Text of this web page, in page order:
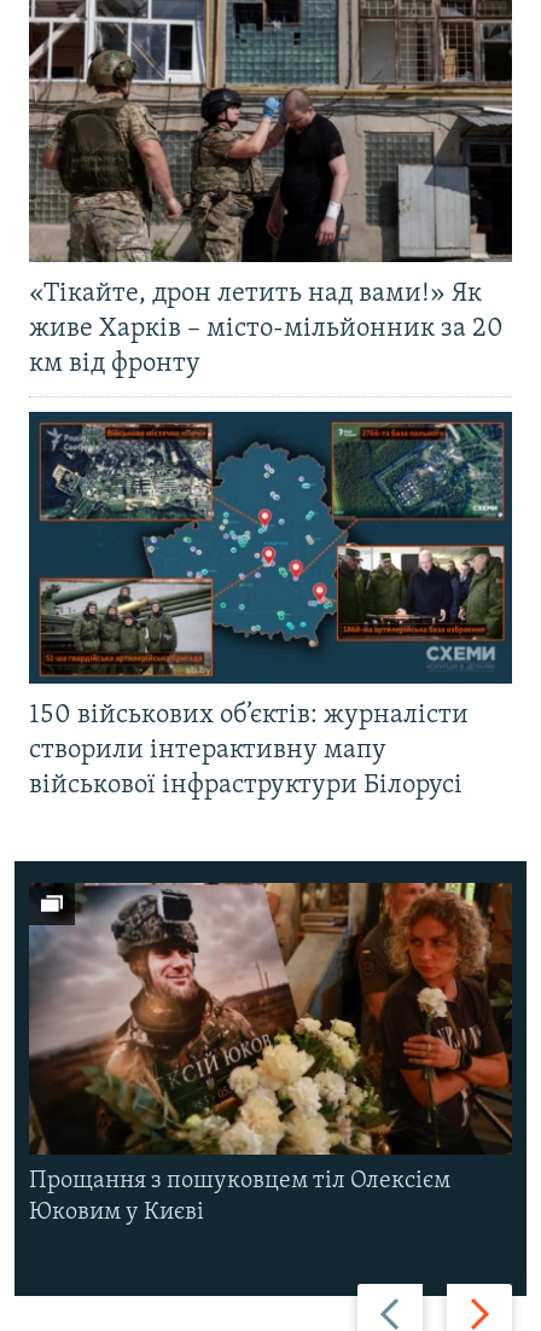
«Тікайте, дрон летить над вами!» Як
живе Харків – місто-мільйонник за 20
км від фронту
150 військових об’єктів: журналісти
створили інтерактивну мапу
військової інфраструктури Білорусі
Назад Вперед
Прощання з пошуковцем тіл Олексієм
Юковим у Києві